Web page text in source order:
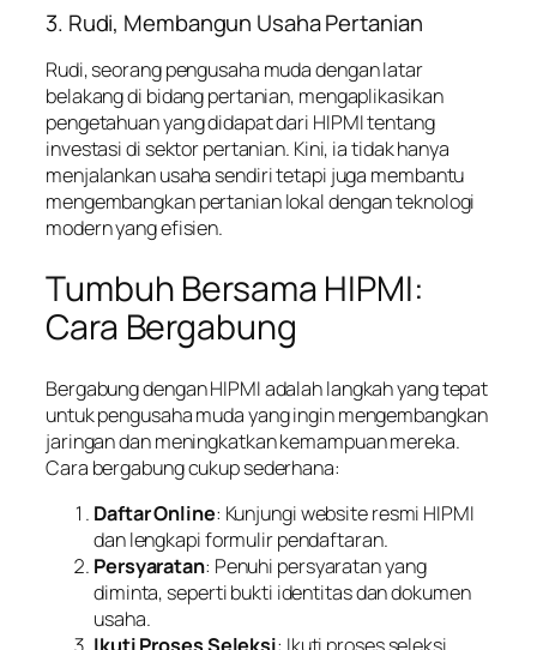
3. Rudi, Membangun Usaha Pertanian
Rudi, seorang pengusaha muda dengan latar
belakang di bidang pertanian, mengaplikasikan
pengetahuan yang didapat dari HIPMI tentang
investasi di sektor pertanian. Kini, ia tidak hanya
menjalankan usaha sendiri tetapi juga membantu
mengembangkan pertanian lokal dengan teknologi
modern yang efisien.
Tumbuh Bersama HIPMI:
Cara Bergabung
Bergabung dengan HIPMI adalah langkah yang tepat
untuk pengusaha muda yang ingin mengembangkan
jaringan dan meningkatkan kemampuan mereka.
Cara bergabung cukup sederhana:
Daftar Online: Kunjungi website resmi HIPMI
dan lengkapi formulir pendaftaran.
Persyaratan: Penuhi persyaratan yang
diminta, seperti bukti identitas dan dokumen
usaha.